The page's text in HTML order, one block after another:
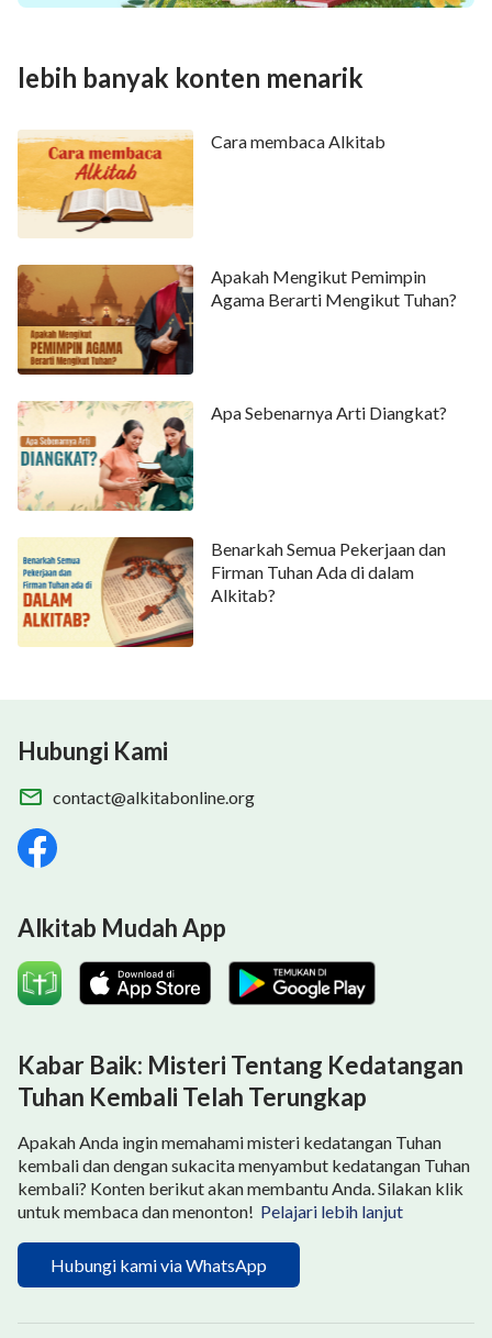
lebih banyak konten menarik
Cara membaca Alkitab
Apakah Mengikut Pemimpin
Agama Berarti Mengikut Tuhan?
Apa Sebenarnya Arti Diangkat?
Benarkah Semua Pekerjaan dan
Firman Tuhan Ada di dalam
Alkitab?
Hubungi Kami
contact@alkitabonline.org
Alkitab Mudah App
Kabar Baik: Misteri Tentang Kedatangan
Tuhan Kembali Telah Terungkap
Apakah Anda ingin memahami misteri kedatangan Tuhan
kembali dan dengan sukacita menyambut kedatangan Tuhan
kembali? Konten berikut akan membantu Anda. Silakan klik
untuk membaca dan menonton! Pelajari lebih lanjut
Hubungi kami via WhatsApp